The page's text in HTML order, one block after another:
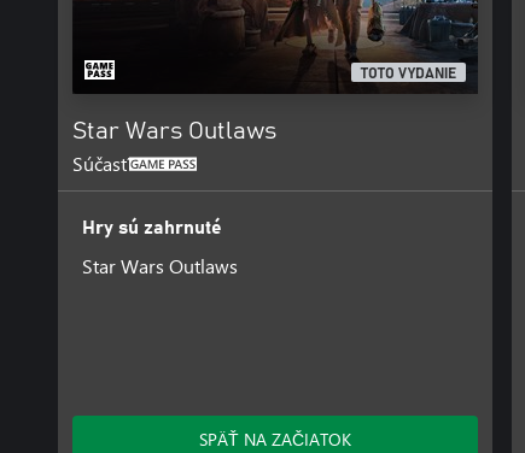
TOTO VYDANIE
Star Wars Outlaws
Súčasť
Hry sú zahrnuté
Star Wars Outlaws
SPÄŤ NA ZAČIATOK